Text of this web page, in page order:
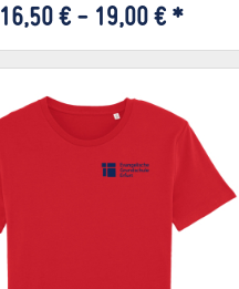
16,50 € - 19,00 € *